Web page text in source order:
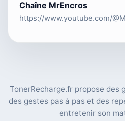
Chaîne MrEncros
https://www.youtube.com/
TonerRecharge.fr propose des
des gestes pas à pas et des
entretenir son